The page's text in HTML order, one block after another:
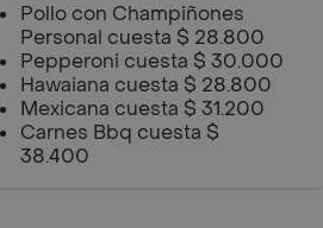
Pollo con Champiñones
Personal cuesta $ 28.800
Pepperoni cuesta $ 30.000
Hawaiana cuesta $ 28.800
Mexicana cuesta $ 31.200
Carnes Bbq cuesta $
38.400